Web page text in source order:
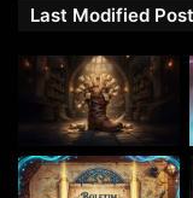
Last Modified